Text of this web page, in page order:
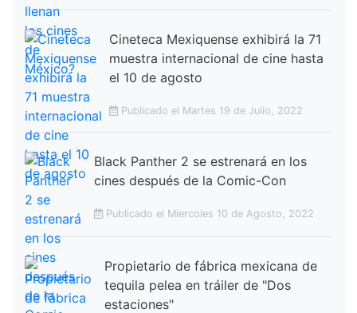
Cineteca Mexiquense exhibirá la 71
muestra internacional de cine hasta
el 10 de agosto
Publicado el Martes 19 de Julio, 2022
Black Panther 2 se estrenará en los
cines después de la Comic-Con
Publicado el Miercoles 10 de Agosto, 2022
Propietario de fábrica mexicana de
tequila pelea en tráiler de "Dos
estaciones"